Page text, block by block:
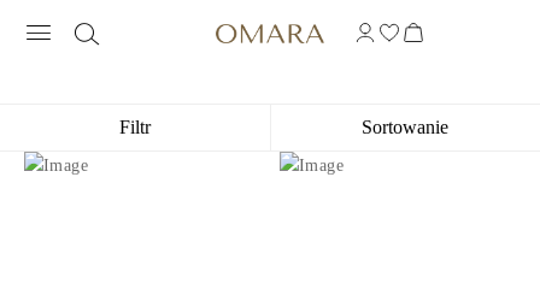
BIŻUTERIA Z ALEKSANDRYTEM
Filtr Sortowanie